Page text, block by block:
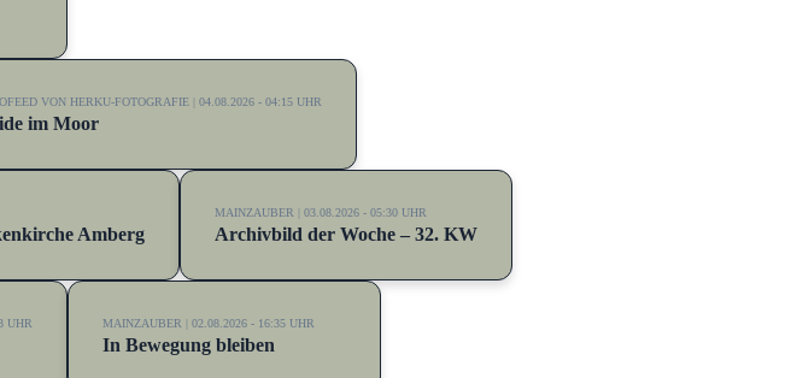
VON HERKU-FOTOGRAFIE | 04.08.2026 - 04:15 UHR
im Moor
Amberg
MAINZAUBER | 03.08.2026 - 05:30 UHR
Archivbild der Woche – 32. KW
UHR MAINZAUBER | 02.08.2026 - 16:35 UHR
In Bewegung bleiben